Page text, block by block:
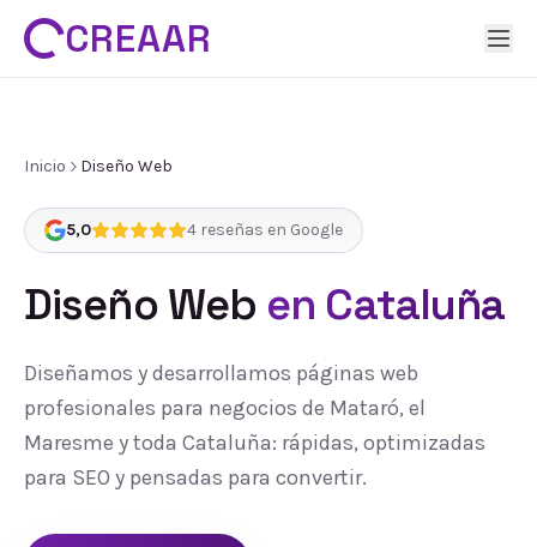
CREAAR
Inicio Diseño Web
5,0 4 reseñas en Google
Diseño Web en Cataluña
Diseñamos y desarrollamos páginas web
profesionales para negocios de Mataró, el
Maresme y toda Cataluña: rápidas, optimizadas
para SEO y pensadas para convertir.